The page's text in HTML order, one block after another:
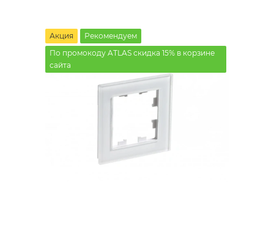
Акция
Рекомендуем
По промокоду ATLAS скидка 15% в корзине
сайта